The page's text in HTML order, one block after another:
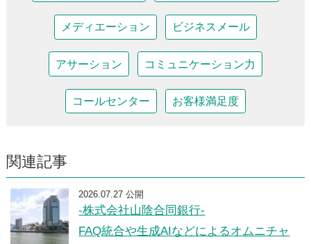
メディエーション ビジネスメール
アサーション コミュニケーション力
コールセンター お客様満足度
関連記事
2026.07.27 公開
-株式会社山陰合同銀行-
FAQ統合や生成AIなどによるオムニチャ